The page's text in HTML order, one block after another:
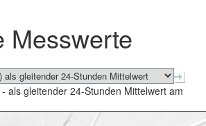
schließen
Messwerte
- als gleitender 24-Stunden Mittelwert am